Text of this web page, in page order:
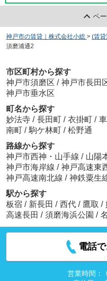
ペ
神戸市の賃貸｜株式会社小総 > (賃
須磨浦通2
市区町村から探す
神戸市須磨区 / 神戸市長田
神戸市垂水区
町名から探す
妙法寺 / 長田町 / 衣掛町 / 車
南町 / 駒ケ林町 / 松野通
路線から探す
神戸市西神・山手線 / 山陽
神戸市海岸線 / 神戸高速東
神戸高速南北線 / 神鉄粟生
駅から探す
板宿 / 新長田 / 西代 / 鷹取 /
高速長田 / 須磨海浜公園 /
電話
営業時間：